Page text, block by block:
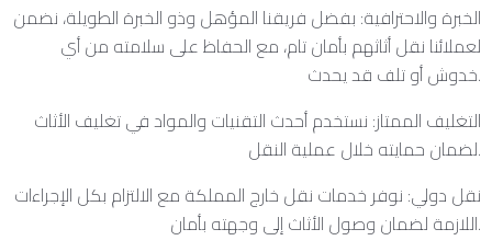
الخبرة والاحترافية: بفضل فريقنا المؤهل وذو الخبرة الطويلة، نضمن
لعملائنا نقل أثاثهم بأمان تام، مع الحفاظ على سلامته من أي
خدوش أو تلف قد يحدث.
التغليف الممتاز: نستخدم أحدث التقنيات والمواد في تغليف الأثاث
لضمان حمايته خلال عملية النقل.
نقل دولي: نوفر خدمات نقل خارج المملكة مع الالتزام بكل الإجراءات
اللازمة لضمان وصول الأثاث إلى وجهته بأمان.